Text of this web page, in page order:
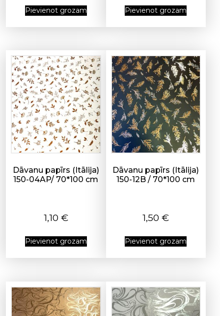
Pievienot grozam Pievienot grozam
Dāvanu papīrs (Itālija)
150-04AP/ 70*100 cm
1,10 €
Pievienot grozam
Dāvanu papīrs (Itālija)
150-12B / 70*100 cm
1,50€
Pievienot grozam